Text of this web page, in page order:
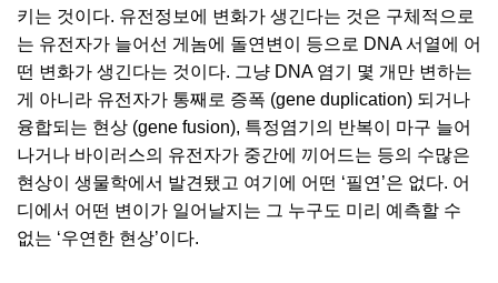
키는 것이다. 유전정보에 변화가 생긴다는 것은 구체적으로
는 유전자가 늘어선 게놈에 돌연변이 등으로 DNA 서열에 어
떤 변화가 생긴다는 것이다. 그냥 DNA 염기 몇 개만 변하는
게 아니라 유전자가 통째로 증폭 (gene duplication) 되거나
융합되는 현상 (gene fusion), 특정염기의 반복이 마구 늘어
나거나 바이러스의 유전자가 중간에 끼어드는 등의 수많은
현상이 생물학에서 발견됐고 여기에 어떤 ‘필연’은 없다. 어
디에서 어떤 변이가 일어날지는 그 누구도 미리 예측할 수
없는 ‘우연한 현상’이다.